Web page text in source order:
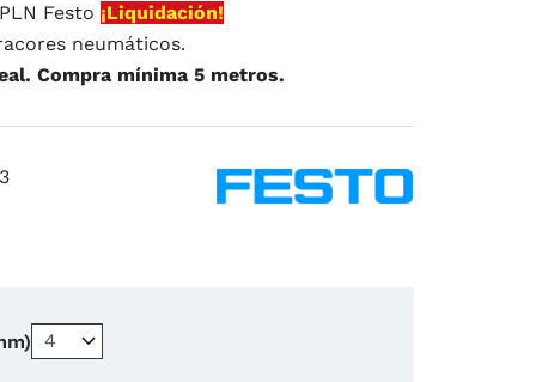
Festo ¡Liquidación!
neumáticos.
Compra mínima 5 metros.